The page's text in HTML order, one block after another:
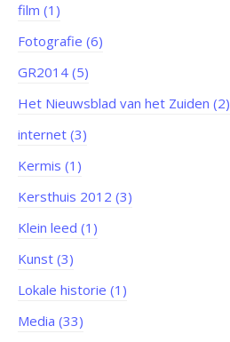
film (1)
Fotografie (6)
GR2014 (5)
Het Nieuwsblad van het Zuiden (2)
internet (3)
Kermis (1)
Kersthuis 2012 (3)
Klein leed (1)
Kunst (3)
Lokale historie (1)
Media (33)